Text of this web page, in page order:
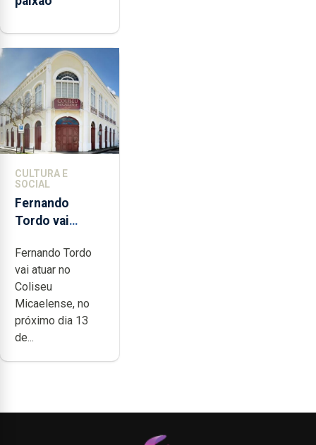
CULTURA E
SOCIAL
Fernando
Tordo vai
anos de
carreira no
Coliseu
Micaelense
Fernando Tordo
vai atuar no
Coliseu
Micaelense, no
próximo dia 13
de...